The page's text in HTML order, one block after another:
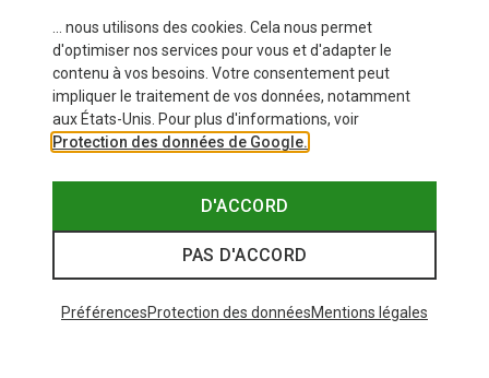
... nous utilisons des cookies. Cela nous permet
d'optimiser nos services pour vous et d'adapter le
contenu à vos besoins. Votre consentement peut
impliquer le traitement de vos données, notamment
aux États-Unis. Pour plus d'informations, voir
Protection des données de Google.
D'ACCORD
PAS D'ACCORD
PréférencesProtection des donnéesMentions légales